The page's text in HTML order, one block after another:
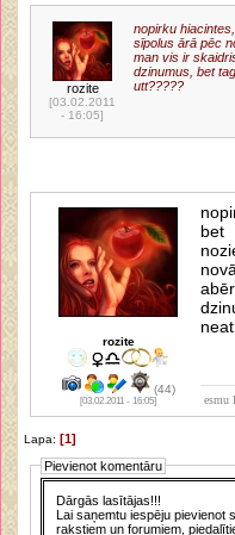
rozite
[03.02.2011
- 16:05]
nopirku
sīpolus ārā pēc
man vis ir
dzinumus, bet
utt?????
rozite
(44)
[03.02.2011 - 16:05]
bet
esmu
Lapa: [1]
Pievienot komentāru
Dārgās lasītājas!!!
Lai saņemtu iespēju
rakstiem un forumiem,